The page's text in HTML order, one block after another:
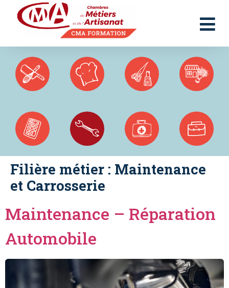
Filière métier : Maintenance
et Carrosserie
Maintenance – Réparation
Automobile
Panneau de gestion des cookies